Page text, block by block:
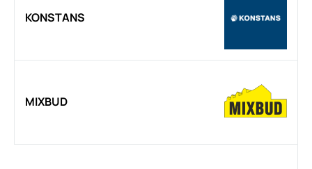
KONSTANS
MIXBUD